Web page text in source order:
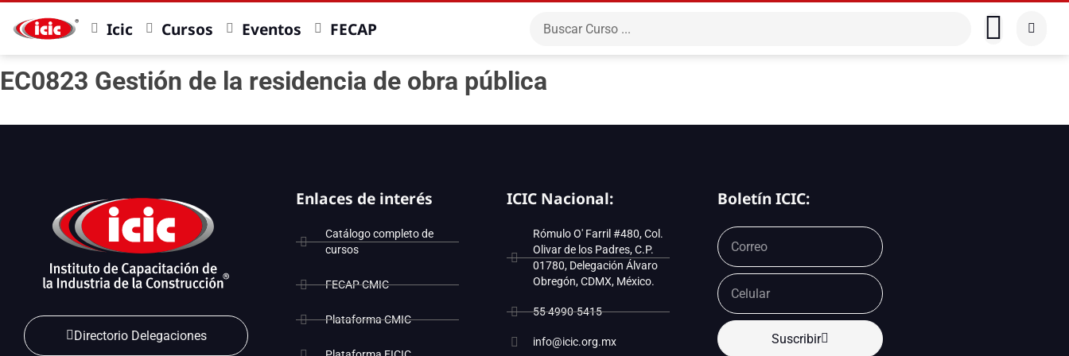
Icic Cursos Eventos FECAP
EC0823 Gestión de la residencia de obra pública
Directorio Delegaciones
Enlaces de interés
Catálogo completo de
cursos
FECAP CMIC
Plataforma CMIC
ICIC Nacional:
Rómulo O' Farril #480, Col.
Olivar de los Padres, C.P.
01780, Delegación Álvaro
Obregón, CDMX, México.
55 4990-5415
info@icic.org.mx
Boletín ICIC:
Suscribir